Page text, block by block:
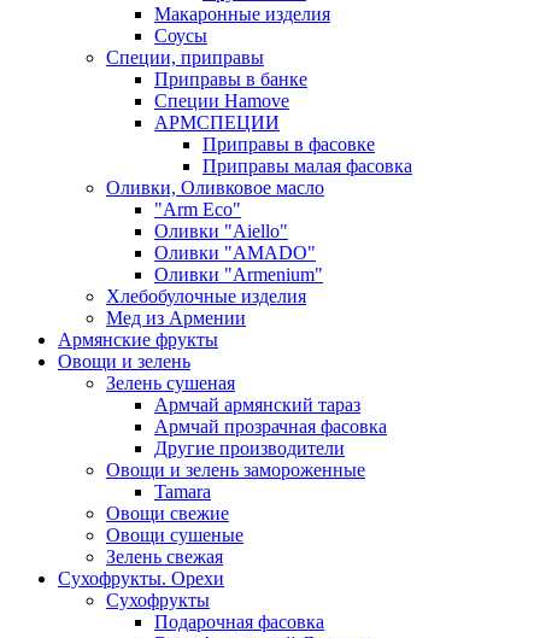
Макаронные изделия
Соусы
Специи, приправы
Приправы в банке
Специи Hamove
АРМСПЕЦИИ
Приправы в фасовке
Приправы малая фасовка
Оливки, Оливковое масло
"Arm Eco"
Оливки "Aiello"
Оливки "AMADO"
Оливки "Armenium"
Хлебобулочные изделия
Мед из Армении
Армянские фрукты
Овощи и зелень
Зелень сушеная
Армчай армянский тараз
Армчай прозрачная фасовка
Другие производители
Овощи и зелень замороженные
Tamara
Овощи свежие
Овощи сушеные
Зелень свежая
Сухофрукты. Орехи
Сухофрукты
Подарочная фасовка